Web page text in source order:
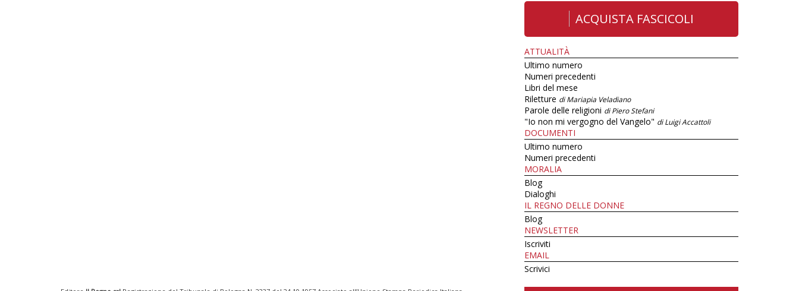
ACQUISTA FASCICOLI
ATTUALITÀ
Ultimo numero
Numeri precedenti
Libri del mese
Riletture di Mariapia Veladiano
Parole delle religioni di Piero Stefani
"Io non mi vergogno del Vangelo" di Luigi Accattoli
DOCUMENTI
Ultimo numero
Numeri precedenti
MORALIA
Blog
Dialoghi
IL REGNO DELLE DONNE
Blog
NEWSLETTER
Iscriviti
EMAIL
Scrivici